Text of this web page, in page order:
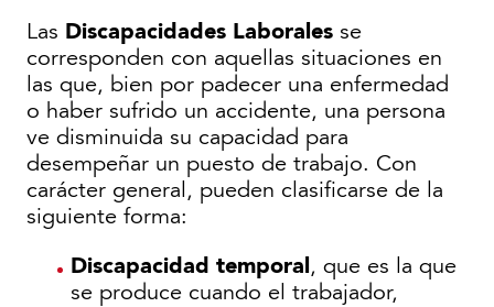
Las Discapacidades Laborales se
corresponden con aquellas situaciones en
las que, bien por padecer una enfermedad
o haber sufrido un accidente, una persona
ve disminuida su capacidad para
desempeñar un puesto de trabajo. Con
carácter general, pueden clasificarse de la
siguiente forma:
Discapacidad temporal, que es la que
se produce cuando el trabajador,